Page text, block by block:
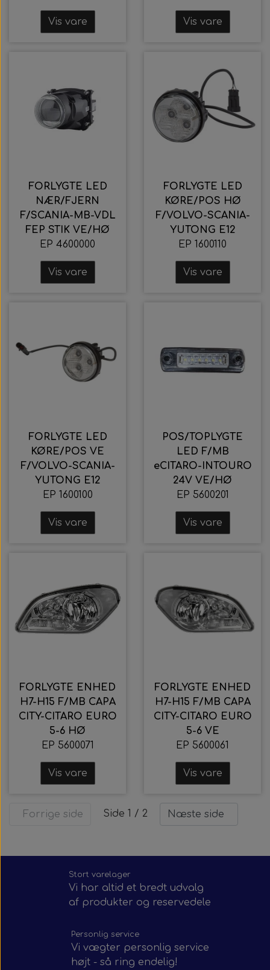
Vis vare Vis vare
FORLYGTE LED
NÆR/FJERN
F/SCANIA-MB-VDL
FEP STIK VE/HØ
EP 4600000
Vis vare
FORLYGTE LED
KØRE/POS HØ
F/VOLVO-SCANIA-
YUTONG E12
EP 1600110
Vis vare
FORLYGTE LED
KØRE/POS VE
F/VOLVO-SCANIA-
YUTONG E12
EP 1600100
Vis vare
POS/TOPLYGTE
LED F/MB
eCITARO-INTOURO
24V VE/HØ
EP 5600201
Vis vare
FORLYGTE ENHED
H7-H15 F/MB CAPA
CITY-CITARO EURO
5-6 HØ
EP 5600071
Vis vare
FORLYGTE ENHED
H7-H15 F/MB CAPA
CITY-CITARO EURO
5-6 VE
EP 5600061
Vis vare
Forrige side Side 1 / 2 Næste side
Stort varelager
Vi har altid et bredt udvalg
af produkter og reservedele
Personlig service
Vi vægter personlig service
højt - så ring endelig!